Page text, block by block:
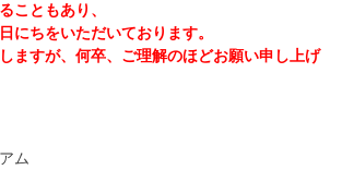
こともあり、
にちをいただいております。
ますが、何卒、ご理解のほどお願い申し上げ
ム